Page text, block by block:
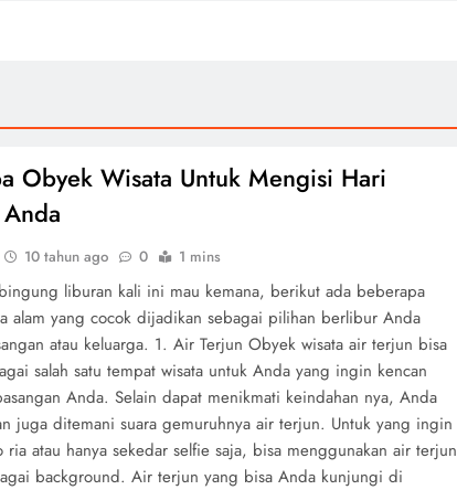
Obyek Wisata Untuk Mengisi Hari
10 tahun ago 0 1 mins
liburan kali ini mau kemana, berikut ada beberapa
alam yang cocok dijadikan sebagai pilihan berlibur Anda
atau keluarga. 1. Air Terjun Obyek wisata air terjun bisa
salah satu tempat wisata untuk Anda yang ingin kencan
Anda. Selain dapat menikmati keindahan nya, Anda
juga ditemani suara gemuruhnya air terjun. Untuk yang ingin
ria atau hanya sekedar selfie saja, bisa menggunakan air terjun
background. Air terjun yang bisa Anda kunjungi di